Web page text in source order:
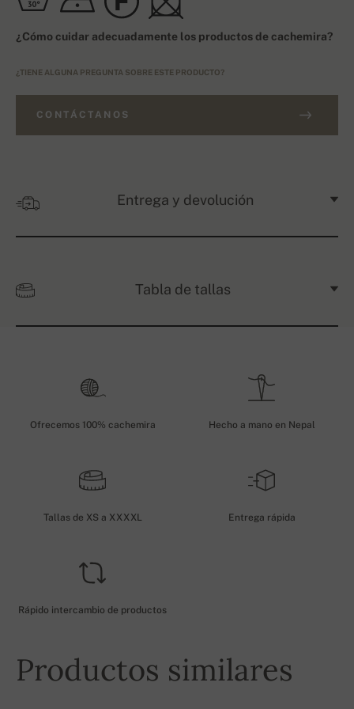
¿Cómo cuidar adecuadamente los productos de cachemira?
¿TIENE ALGUNA PREGUNTA SOBRE ESTE PRODUCTO?
CONTÁCTANOS
Entrega y devolución
Tabla de tallas
Ofrecemos 100% cachemira Hecho a mano en Nepal
Tallas de XS a XXXXL Entrega rápida
Rápido intercambio de productos
Productos similares